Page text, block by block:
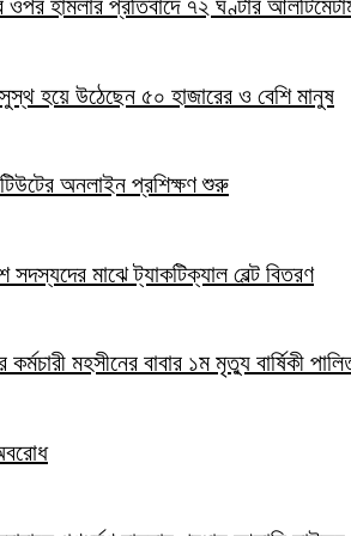
ওপর হামলার প্রতিবাদে ৭২ ঘণ্টার
হয়ে উঠেছেন ৫০ হাজারের ও বেশি মানুষ
অনলাইন প্রশিক্ষণ শুরু
মাঝে ট্যাকটিক্যাল বেল্ট বিতরণ
মহসীনের বাবার ১ম মৃত্যু বার্ষিকী